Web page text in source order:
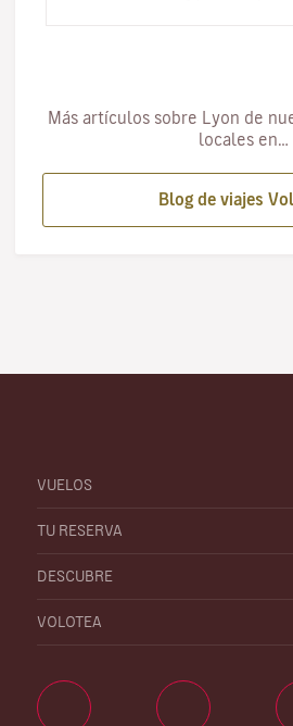
Más artículos sobre Lyon de
locales en…
Blog de viajes
VUELOS
TU RESERVA
DESCUBRE
VOLOTEA